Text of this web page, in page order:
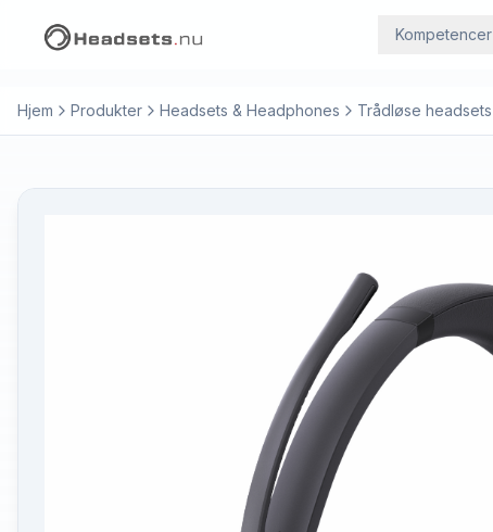
Kompetencer
Hjem Produkter Headsets & Headphones Trådløse headsets